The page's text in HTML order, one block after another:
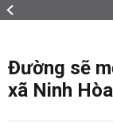
Đường sẽ
xã Ninh